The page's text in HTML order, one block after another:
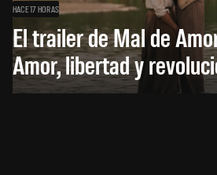
HACE 17 HORAS
El trailer de Mal de
Amor, libertad y